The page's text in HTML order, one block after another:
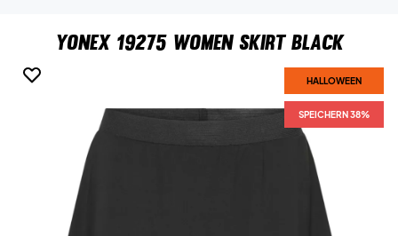
Yonex 19275 Women Skirt Black
HALLOWEEN
SPEICHERN 38%